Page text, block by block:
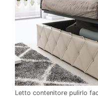
Letto contenitore pulirlo